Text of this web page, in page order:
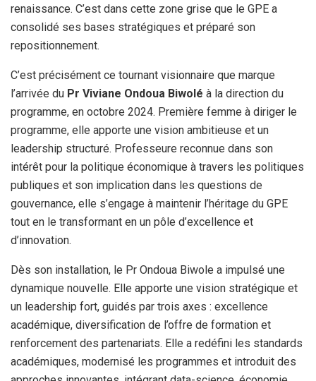
renaissance. C’est dans cette zone grise que le GPE a
consolidé ses bases stratégiques et préparé son
repositionnement.
C’est précisément ce tournant visionnaire que marque
l’arrivée du Pr Viviane Ondoua Biwolé à la direction du
programme, en octobre 2024. Première femme à diriger le
programme, elle apporte une vision ambitieuse et un
leadership structuré. Professeure reconnue dans son
intérêt pour la politique économique à travers les politiques
publiques et son implication dans les questions de
gouvernance, elle s’engage à maintenir l’héritage du GPE
tout en le transformant en un pôle d’excellence et
d’innovation.
Dès son installation, le Pr Ondoua Biwole a impulsé une
dynamique nouvelle. Elle apporte une vision stratégique et
un leadership fort, guidés par trois axes : excellence
académique, diversification de l’offre de formation et
renforcement des partenariats. Elle a redéfini les standards
académiques, modernisé les programmes et introduit des